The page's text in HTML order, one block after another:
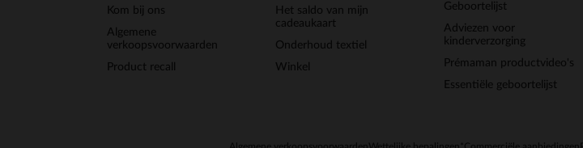
Kom bij ons
Algemene
verkoopsvoorwaarden
Product recall
Het saldo van mijn
cadeaukaart
Onderhoud textiel
Winkel
Geboortelijst
Adviezen voor
kinderverzorging
Prémaman productvideo's
Essentiële geboortelijst